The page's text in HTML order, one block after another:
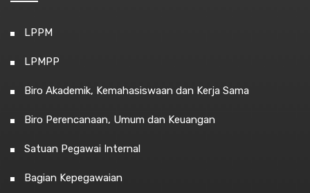
LPPM
LPMPP
Biro Akademik, Kemahasiswaan dan Kerja Sama
Biro Perencanaan, Umum dan Keuangan
Satuan Pegawai Internal
Bagian Kepegawaian